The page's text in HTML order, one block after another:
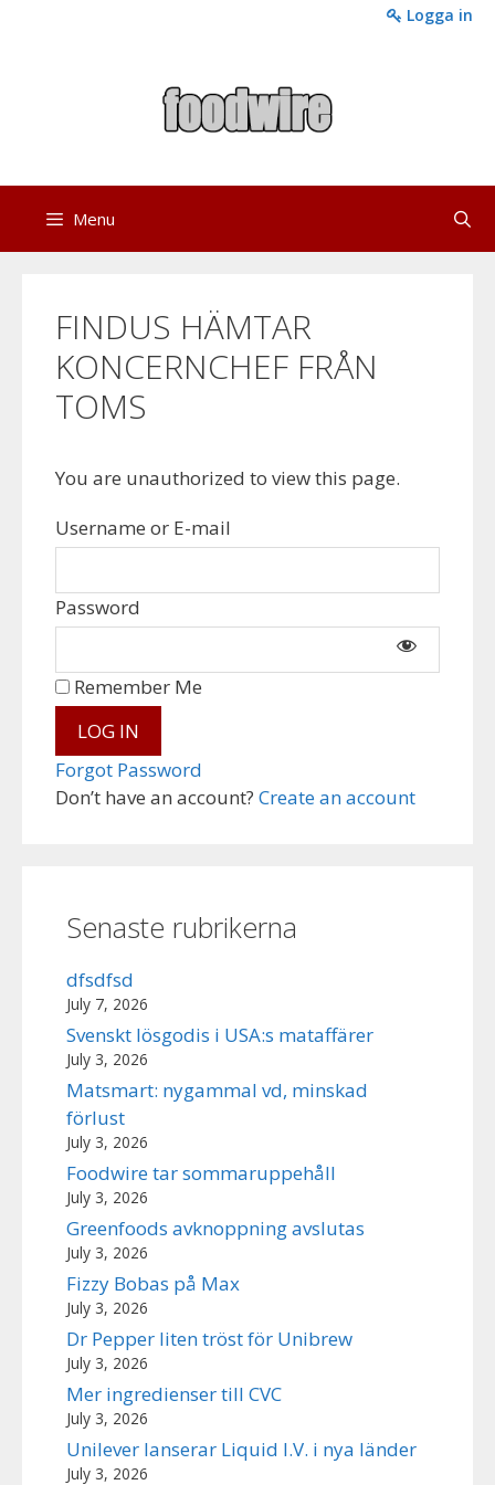
Logga in
Menu
FINDUS HÄMTAR
KONCERNCHEF FRÅN
TOMS
You are unauthorized to view this page.
Username or E-mail
Password
Don’t have an account? Create an account
Remember Me
Forgot Password
Senaste rubrikerna
dfsdfsd
July 7, 2026
Svenskt lösgodis i USA:s mataffärer
July 3, 2026
Matsmart: nygammal vd, minskad
förlust
July 3, 2026
Foodwire tar sommaruppehåll
July 3, 2026
Greenfoods avknoppning avslutas
July 3, 2026
Fizzy Bobas på Max
July 3, 2026
Dr Pepper liten tröst för Unibrew
July 3, 2026
Mer ingredienser till CVC
July 3, 2026
Unilever lanserar Liquid I.V. i nya länder
July 3, 2026